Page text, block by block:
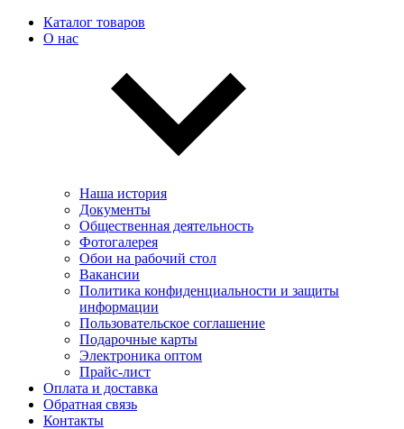
Каталог товаров
О нас
Наша история
Документы
Общественная деятельность
Фотогалерея
Обои на рабочий стол
Вакансии
Политика конфиденциальности и защиты
информации
Пользовательскоe соглашение
Подарочные карты
Электроника оптом
Прайс-лист
Оплата и доставка
Обратная связь
Контакты